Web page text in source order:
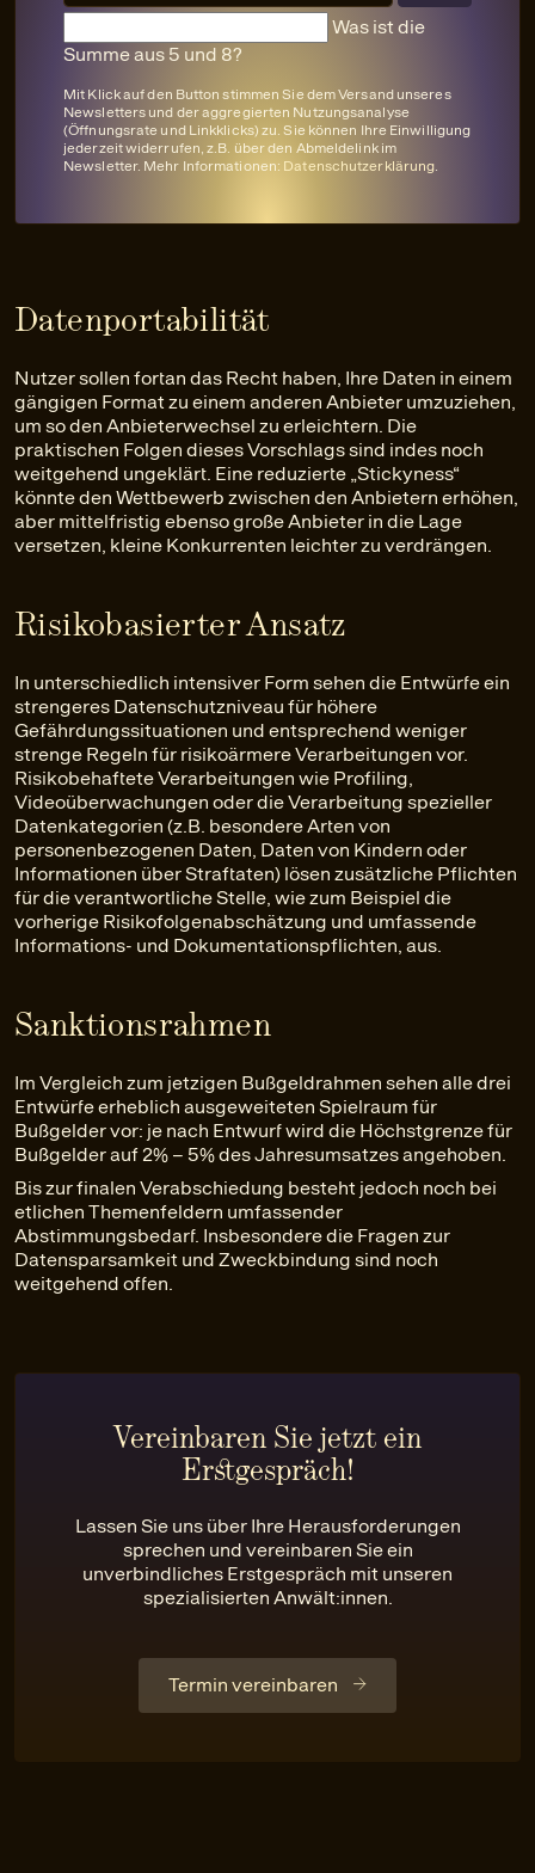
Was ist die
Summe aus 5 und 8?
Mit Klick auf den Button stimmen Sie dem Versand unseres
Newsletters und der aggregierten Nutzungsanalyse
(Öffnungsrate und Linkklicks) zu. Sie können Ihre Einwilligung
jederzeit widerrufen, z.B. über den Abmeldelink im
Newsletter. Mehr Informationen: Datenschutzerklärung
Datenportabilität
Nutzer sollen fortan das Recht haben, Ihre Daten in einem
gängigen Format zu einem anderen Anbieter umzuziehen,
um so den Anbieterwechsel zu erleichtern. Die
praktischen Folgen dieses Vorschlags sind indes noch
weitgehend ungeklärt. Eine reduzierte „Stickyness“
könnte den Wettbewerb zwischen den Anbietern erhöhen,
aber mittelfristig ebenso große Anbieter in die Lage
versetzen, kleine Konkurrenten leichter zu verdrängen.
Risikobasierter Ansatz
In unterschiedlich intensiver Form sehen die Entwürfe ein
strengeres Datenschutzniveau für höhere
Gefährdungssituationen und entsprechend weniger
strenge Regeln für risikoärmere Verarbeitungen vor.
Risikobehaftete Verarbeitungen wie Profiling,
Videoüberwachungen oder die Verarbeitung spezieller
Datenkategorien (z.B. besondere Arten von
personenbezogenen Daten, Daten von Kindern oder
Informationen über Straftaten) lösen zusätzliche Pflichten
für die verantwortliche Stelle, wie zum Beispiel die
vorherige Risikofolgenabschätzung und umfassende
Informations- und Dokumentationspflichten, aus.
Sanktionsrahmen
Im Vergleich zum jetzigen Bußgeldrahmen sehen alle drei
Entwürfe erheblich ausgeweiteten Spielraum für
Bußgelder vor: je nach Entwurf wird die Höchstgrenze für
Bußgelder auf 2% – 5% des Jahresumsatzes angehoben.
Bis zur finalen Verabschiedung besteht jedoch noch bei
etlichen Themenfeldern umfassender
Abstimmungsbedarf. Insbesondere die Fragen zur
Datensparsamkeit und Zweckbindung sind noch
weitgehend offen.
Vereinbaren Sie jetzt ein
Erstgespräch!
Lassen Sie uns über Ihre Herausforderungen
sprechen und vereinbaren Sie ein
unverbindliches Erstgespräch mit unseren
spezialisierten Anwält:innen.
Termin vereinbaren